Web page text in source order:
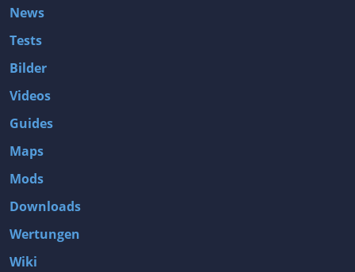
News
Tests
Bilder
Videos
Guides
Maps
Mods
Downloads
Wertungen
Wiki